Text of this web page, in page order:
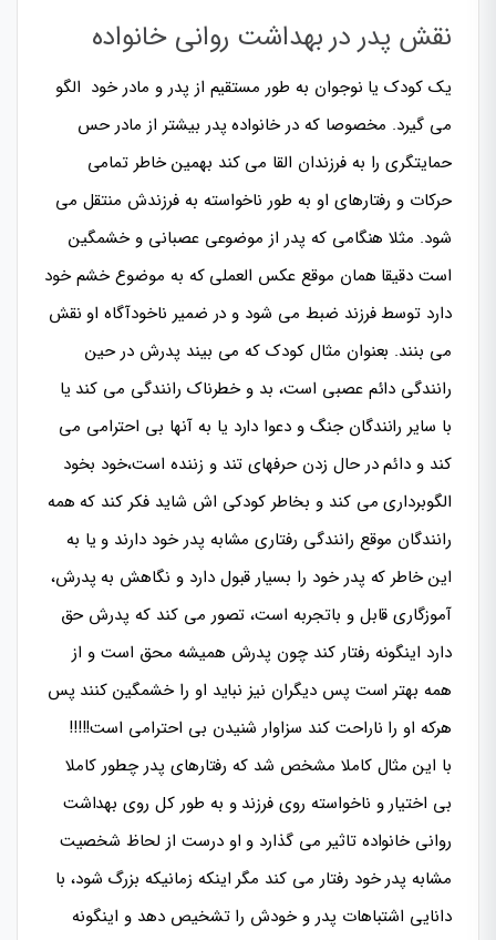
نقش پدر در بهداشت روانی خانواده
یک کودک یا نوجوان به طور مستقیم از پدر و مادر خود الگو
می گیرد. مخصوصا که در خانواده پدر بیشتر از مادر حس
حمایتگری را به فرزندان القا می کند بهمین خاطر تمامی
حرکات و رفتارهای او به طور ناخواسته به فرزندش منتقل می
شود. مثلا هنگامی که پدر از موضوعی عصبانی و خشمگین
است دقیقا همان موقع عکس العملی که به موضوع خشم خود
دارد توسط فرزند ضبط می شود و در ضمیر ناخودآگاه او نقش
می بنند. بعنوان مثال کودک که می بیند پدرش در حین
رانندگی دائم عصبی است، بد و خطرناک رانندگی می کند یا
با سایر رانندگان جنگ و دعوا دارد یا به آنها بی احترامی می
کند و دائم در حال زدن حرفهای تند و زننده است،خود بخود
الگوبرداری می کند و بخاطر کودکی اش شاید فکر کند که همه
رانندگان موقع رانندگی رفتاری مشابه پدر خود دارند و یا به
این خاطر که پدر خود را بسیار قبول دارد و نگاهش به پدرش،
آموزگاری قابل و باتجربه است، تصور می کند که پدرش حق
دارد اینگونه رفتار کند چون پدرش همیشه محق است و از
همه بهتر است پس دیگران نیز نباید او را خشمگین کنند پس
هرکه او را ناراحت کند سزاوار شنیدن بی احترامی است!!!!!
با این مثال کاملا مشخص شد که رفتارهای پدر چطور کاملا
بی اختیار و ناخواسته روی فرزند و به طور کل روی بهداشت
روانی خانواده تاثیر می گذارد و او درست از لحاظ شخصیت
مشابه پدر خود رفتار می کند مگر اینکه زمانیکه بزرگ شود، با
دانایی اشتباهات پدر و خودش را تشخیص دهد و اینگونه